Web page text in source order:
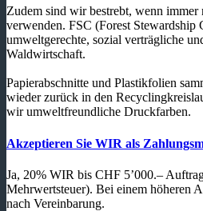
Zudem sind wir bestrebt, wenn immer
verwenden. FSC (Forest Stewardship
umweltgerechte, sozial verträgliche
Waldwirtschaft.
Papierabschnitte und Plastikfolien
wieder zurück in den
wir umweltfreundliche Druckfarben.
Akzeptieren Sie WIR als
Ja, 20% WIR bis CHF 5’000.–
Mehrwertsteuer). Bei einem höheren
nach Vereinbarung.